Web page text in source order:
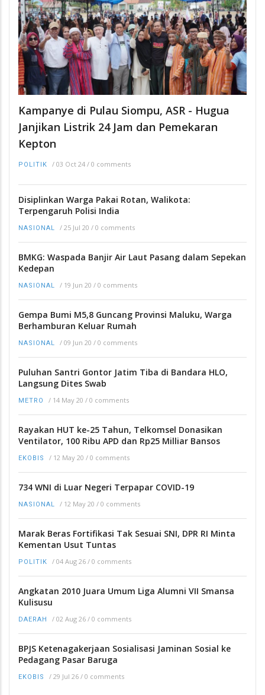
Kampanye di Pulau Siompu, ASR - Hugua
Janjikan Listrik 24 Jam dan Pemekaran
Kepton
POLITIK / 03 Oct 24 / 0 comments
Disiplinkan Warga Pakai Rotan, Walikota:
Terpengaruh Polisi India
NASIONAL / 25 Jul 20 / 0 comments
BMKG: Waspada Banjir Air Laut Pasang dalam Sepekan
Kedepan
NASIONAL / 19 Jun 20 / 0 comments
Gempa Bumi M5,8 Guncang Provinsi Maluku, Warga
Berhamburan Keluar Rumah
NASIONAL / 09 Jun 20 / 0 comments
Puluhan Santri Gontor Jatim Tiba di Bandara HLO,
Langsung Dites Swab
METRO / 14 May 20 / 0 comments
Rayakan HUT ke-25 Tahun, Telkomsel Donasikan
Ventilator, 100 Ribu APD dan Rp25 Milliar Bansos
EKOBIS / 12 May 20 / 0 comments
734 WNI di Luar Negeri Terpapar COVID-19
NASIONAL / 12 May 20 / 0 comments
Marak Beras Fortifikasi Tak Sesuai SNI, DPR RI Minta
Kementan Usut Tuntas
POLITIK / 04 Aug 26 / 0 comments
Angkatan 2010 Juara Umum Liga Alumni VII Smansa
Kulisusu
DAERAH / 02 Aug 26 / 0 comments
BPJS Ketenagakerjaan Sosialisasi Jaminan Sosial ke
Pedagang Pasar Baruga
EKOBIS / 29 Jul 26 / 0 comments